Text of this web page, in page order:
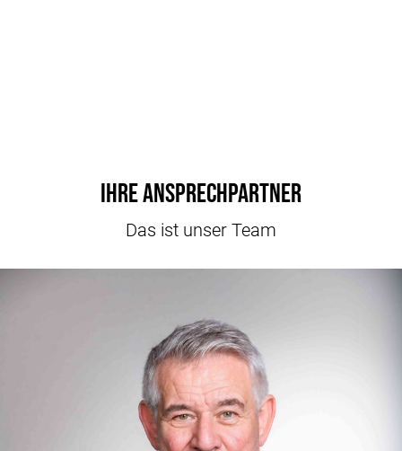
Ihre Ansprechpartner
Das ist unser Team